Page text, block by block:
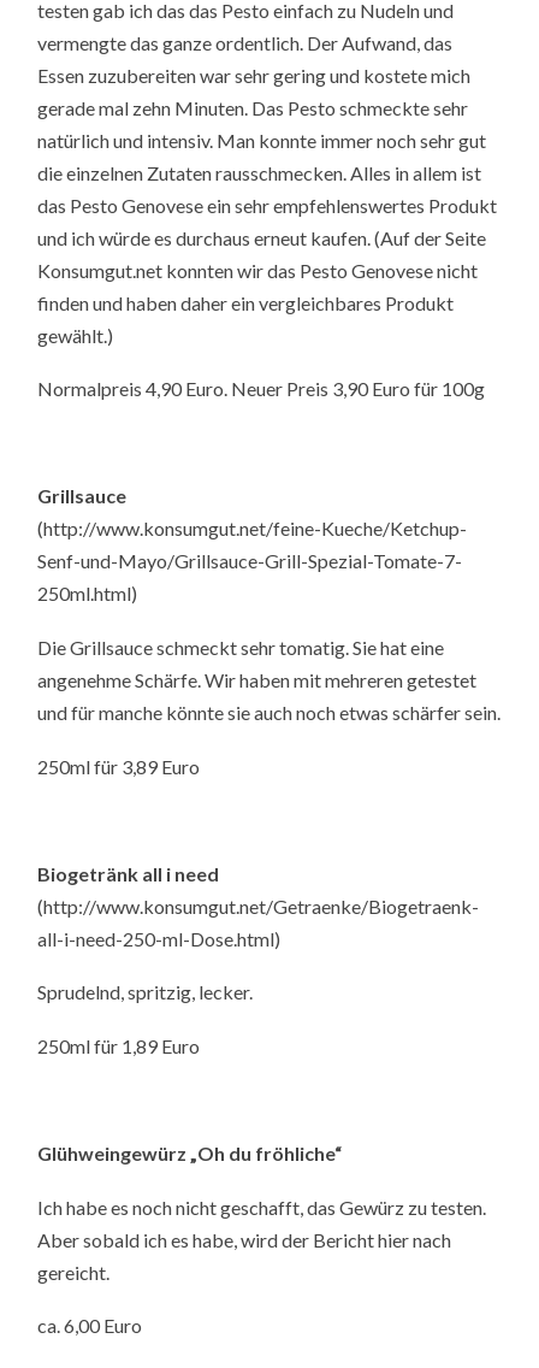
testen gab ich das das Pesto einfach zu Nudeln und
vermengte das ganze ordentlich. Der Aufwand, das
Essen zuzubereiten war sehr gering und kostete mich
gerade mal zehn Minuten. Das Pesto schmeckte sehr
natürlich und intensiv. Man konnte immer noch sehr gut
die einzelnen Zutaten rausschmecken. Alles in allem ist
das Pesto Genovese ein sehr empfehlenswertes Produkt
und ich würde es durchaus erneut kaufen. (Auf der Seite
Konsumgut.net konnten wir das Pesto Genovese nicht
finden und haben daher ein vergleichbares Produkt
gewählt.)
Normalpreis 4,90 Euro. Neuer Preis 3,90 Euro für 100g
Grillsauce
(http://www.konsumgut.net/feine-Kueche/Ketchup-
Senf-und-Mayo/Grillsauce-Grill-Spezial-Tomate-7-
250ml.html)
Die Grillsauce schmeckt sehr tomatig. Sie hat eine
angenehme Schärfe. Wir haben mit mehreren getestet
und für manche könnte sie auch noch etwas schärfer sein.
250ml für 3,89 Euro
Biogetränk all i need
(http://www.konsumgut.net/Getraenke/Biogetraenk-
all-i-need-250-ml-Dose.html)
Sprudelnd, spritzig, lecker.
250ml für 1,89 Euro
Glühweingewürz „Oh du fröhliche“
Ich habe es noch nicht geschafft, das Gewürz zu testen.
Aber sobald ich es habe, wird der Bericht hier nach
gereicht.
ca. 6,00 Euro